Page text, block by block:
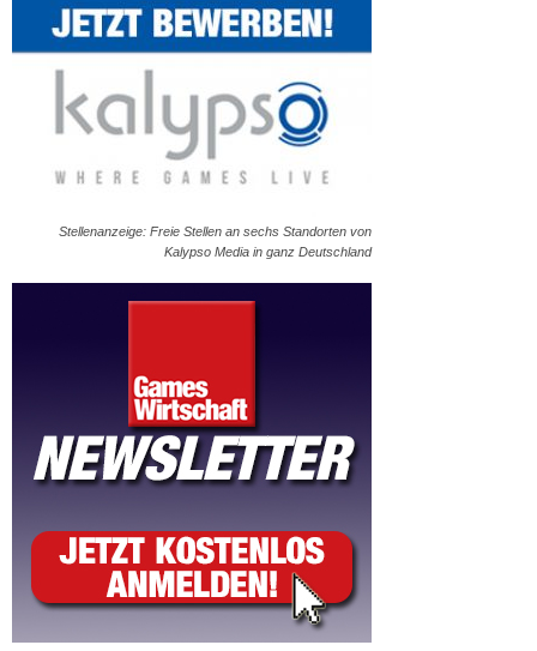
Stellenanzeige: Freie Stellen an sechs Standorten von
Kalypso Media in ganz Deutschland